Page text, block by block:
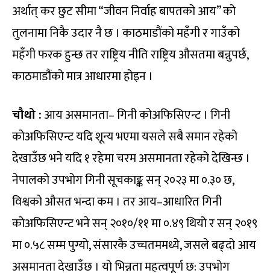
अर्थात् कर छुट सीमा “जीवन निर्वाह बापतको आय” को
तुलनामा निकै उदार नै छ । काठमाडौंको महँगी र गाउँको
महँगी फरक हुन्छ तर राष्ट्रिय नीति राष्ट्रिय औसतमा बन्नुपर्छ,
काठमाडौंको मात्र आधारमा होइन ।
चौथो :आय असमानता– गिनी कोअफिसिएन्ट । गिनी
कोअफिसिएन्ट यदि शून्य भएमा यसले सबै समान रहेको
देखाउँछ भने यदि १ रहेमा चरम असमानता रहेको देखिन्छ ।
नेपालको उपभोग गिनी सूचकाङ्क सन् २०२३ मा ०.३० छ,
विश्वको औसत भन्दा कम । तर आय–आधारित गिनी
कोअफिसिएन्ट भने सन् २०१०/११ मा ०.४९ थियो र सन् २०१९
मा ०.५८ सम्म पुग्यो, संसारकै उच्चतममध्ये, जसले बढ्दो आय
असमानता देखाउँछ । यो भिन्नता महत्वपूर्ण छ: उपभोग